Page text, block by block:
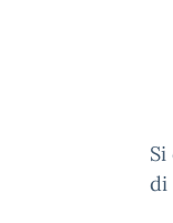
di